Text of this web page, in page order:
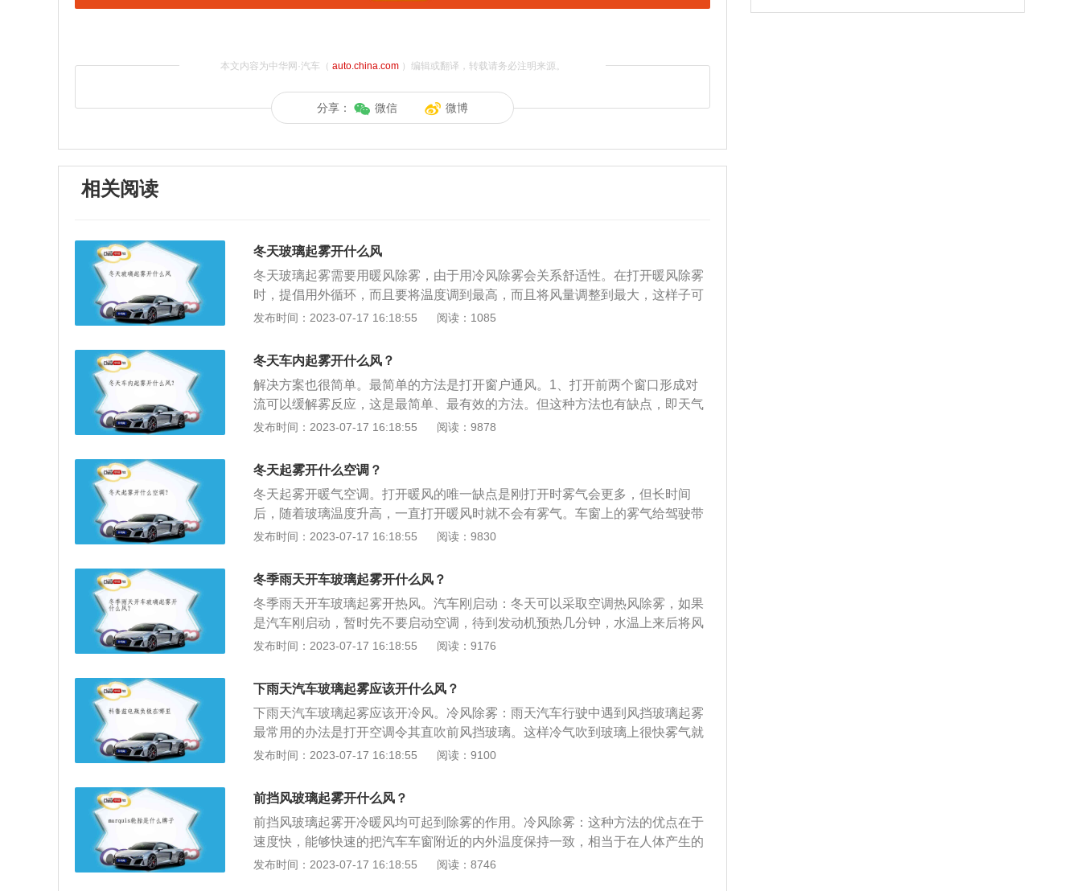
本文内容为中华网·汽车（ auto.china.com）编辑或翻译，转载请务必注明来源。
分享： 微信 微博
相关阅读
冬天玻璃起雾开什么风
冬天玻璃起雾需要用暖风除雾，由于用冷风除雾会关系舒适性。在打开暖风除雾
时，提倡用外循环，而且要将温度调到最高，而且将风量调整到最大，这样子可
以很快的除雾。在冬天用车时，起动发动机后一定不要立即打开空调，最好是驾
靠电热丝。在打开后挡风玻璃除雾功能后电热丝用了一段时间之后会自动关闭，
这是正常的，这样子设定是以便保障电热丝。车辆空调制热是借助于发动机的热
量，在打开暖风后，车辆发动机内的高温防冻液会流经暖风水箱，这个时候鼓风
机吹来的风也可能会经过暖风水箱，这样子空调出风口即可吹出暖风了。假如刚
起动发动机就打开了暖风，会影响到发动机升温速度变慢。假如发动机升温速度
液温度相当低，打开空调的制热功能吹出来的同样是冷风。
发布时间：2023-07-17 16:18:55 阅读：1085
冬天车内起雾开什么风？
解决方案也很简单。最简单的方法是打开窗户通风。1、打开前两个窗口形成对
流可以缓解雾反应，这是最简单、最有效的方法。但这种方法也有缺点，即天气
不好时很难使用。2、另一种方法是打开空调。一般来说，打开空调，不仅可以
如果你再打开空调，车里的人会觉得很不舒服。此外，关闭冷风后，雾仍会再次
出现，因此我们不建议使用空调来消除雾，但是，打开暖风的唯一缺点是刚打开
时会有雾或更多，但长时间后，玻璃温度会升高，当暖气一直打开时，就不会有
雾了。3、还有一种方法可以消除雾。使用专用除雾剂或开放式天窗更有用。
发布时间：2023-07-17 16:18:55 阅读：9878
冬天起雾开什么空调？
冬天起雾开暖气空调。打开暖风的唯一缺点是刚打开时雾气会更多，但长时间
后，随着玻璃温度升高，一直打开暖风时就不会有雾气。车窗上的雾气给驾驶带
来了很多麻烦，特别注意出风口是否正常，热量是否充足。如果有问题，应该及
条干毛巾，停车时擦拭玻璃。除此原有方法外，也可采用空调热风吹扫法，但此
方法雾消失缓慢。车主可以根据自己的习惯和喜好进行选择。
发布时间：2023-07-17 16:18:55 阅读：9830
冬季雨天开车玻璃起雾开什么风？
冬季雨天开车玻璃起雾开热风。汽车刚启动：冬天可以采取空调热风除雾，如果
是汽车刚启动，暂时先不要启动空调，待到发动机预热几分钟，水温上来后将风
量调至大，开启前窗除雾模式即可。也使用自动空调除雾操作打开自动空调，把
风向开关调至除雾挡，启动外循环让新鲜空气吹进，可以达到除雾的效果。车辆
行驶途中：建议停车等待雾气消散再继续行驶，因为暖气刚刚打开短时间内无法
烘干雾气，车内外温差更大，雾气不减反增，视线更模糊，继续行车不安全。
发布时间：2023-07-17 16:18:55 阅读：9176
下雨天汽车玻璃起雾应该开什么风？
下雨天汽车玻璃起雾应该开冷风。冷风除雾：雨天汽车行驶中遇到风挡玻璃起雾
最常用的办法是打开空调令其直吹前风挡玻璃。这样冷气吹到玻璃上很快雾气就
会一散而尽，效果快而且直接。这是因为冷气吹到玻璃上，在玻璃表面形成一
车内雾气不大，可以将两侧的车窗打开一条缝隙，这样车内外空气形成对流，温
差也会减小，雾气就会慢慢消失。这种方法的原理和开空调冷风是一样，但不增
加油耗。开窗对流的弊端非常明显，雨雪天气、高速路、雾气较大时都不可用，
而且开窗会降低车内温度。
发布时间：2023-07-17 16:18:55 阅读：9100
前挡风玻璃起雾开什么风？
前挡风玻璃起雾开冷暖风均可起到除雾的作用。冷风除雾：这种方法的优点在于
速度快，能够快速的把汽车车窗附近的内外温度保持一致，相当于在人体产生的
热量及呼出的热气与车窗玻璃之间，筑起了一道看不到的墙，杜绝了两者的接触
发布时间：2023-07-17 16:18:55 阅读：8746
响；<&list>3.稳定器的转向胶套和球头